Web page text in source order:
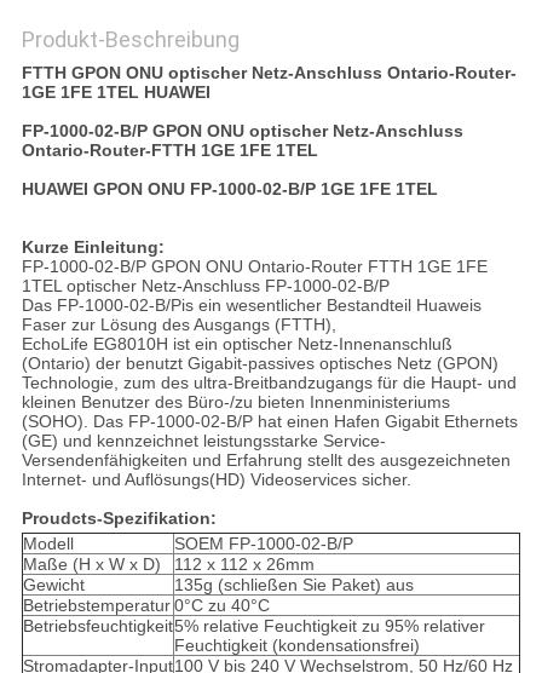
Produkt-Beschreibung
FTTH GPON ONU optischer Netz-Anschluss Ontario-Router-
1GE 1FE 1TEL HUAWEI
FP-1000-02-B/P GPON ONU optischer Netz-Anschluss
Ontario-Router-FTTH 1GE 1FE 1TEL
HUAWEI GPON ONU FP-1000-02-B/P 1GE 1FE 1TEL
Kurze Einleitung:
FP-1000-02-B/P GPON ONU Ontario-Router FTTH 1GE 1FE
1TEL optischer Netz-Anschluss FP-1000-02-B/P
Das FP-1000-02-B/Pis ein wesentlicher Bestandteil Huaweis
Faser zur Lösung des Ausgangs (FTTH),
EchoLife EG8010H ist ein optischer Netz-Innenanschluß
(Ontario) der benutzt Gigabit-passives optisches Netz (GPON)
Technologie, zum des ultra-Breitbandzugangs für die Haupt- und
kleinen Benutzer des Büro-/zu bieten Innenministeriums
(SOHO). Das FP-1000-02-B/P hat einen Hafen Gigabit Ethernets
(GE) und kennzeichnet leistungsstarke Service-
Versendenfähigkeiten und Erfahrung stellt des ausgezeichneten
Internet- und Auflösungs(HD) Videoservices sicher.
Proudcts-Spezifikation:
Modell
SOEM FP-1000-02-B/P
Maße (H x W x D)
112 x 112 x 26mm
Gewicht
135g (schließen Sie Paket) aus
Betriebstemperatur0°C zu 40°C
Betriebsfeuchtigkeit5% relative Feuchtigkeit zu 95% relativer
Feuchtigkeit (kondensationsfrei)
Stromadapter-Input100 V bis 240 V Wechselstrom, 50 Hz/60 Hz